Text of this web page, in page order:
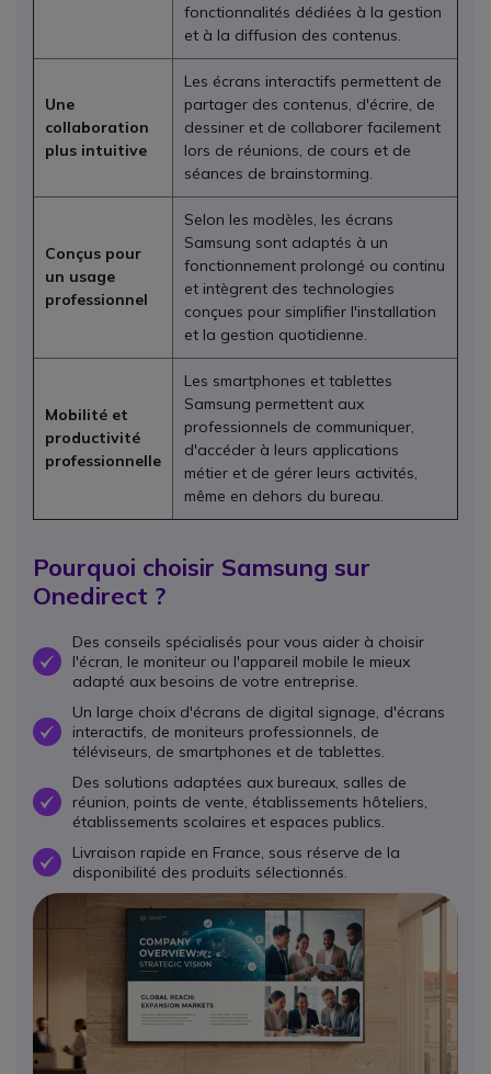
fonctionnalités dédiées à la gestion
et à la diffusion des contenus.
Une
collaboration
plus intuitive
Les écrans interactifs permettent de
partager des contenus, d'écrire, de
dessiner et de collaborer facilement
lors de réunions, de cours et de
séances de brainstorming.
Conçus pour
un usage
professionnel
Selon les modèles, les écrans
Samsung sont adaptés à un
fonctionnement prolongé ou continu
et intègrent des technologies
conçues pour simplifier l'installation
et la gestion quotidienne.
Mobilité et
productivité
professionnelle
Les smartphones et tablettes
Samsung permettent aux
professionnels de communiquer,
d'accéder à leurs applications
métier et de gérer leurs activités,
même en dehors du bureau.
Pourquoi choisir Samsung sur
Onedirect ?
OK
Des conseils spécialisés pour vous aider à choisir
l'écran, le moniteur ou l'appareil mobile le mieux
adapté aux besoins de votre entreprise.
OK
Un large choix d'écrans de digital signage, d'écrans
interactifs, de moniteurs professionnels, de
téléviseurs, de smartphones et de tablettes.
OK
Des solutions adaptées aux bureaux, salles de
réunion, points de vente, établissements hôteliers,
établissements scolaires et espaces publics.
OKLivraison rapide en France, sous réserve de la
disponibilité des produits sélectionnés.